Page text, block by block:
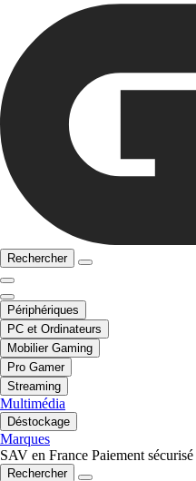
Rechercher
Périphériques
PC et Ordinateurs
Mobilier Gaming
Pro Gamer
Streaming
Multimédia
Déstockage
Marques
SAV en France Paiement sécurisé
Rechercher